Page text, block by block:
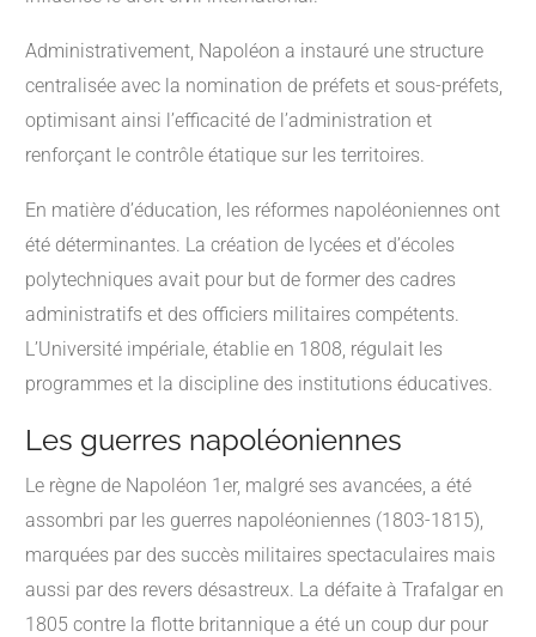
Administrativement, Napoléon a instauré une structure
centralisée avec la nomination de préfets et sous-préfets,
optimisant ainsi l’efficacité de l’administration et
renforçant le contrôle étatique sur les territoires.
En matière d’éducation, les réformes napoléoniennes ont
été déterminantes. La création de lycées et d’écoles
polytechniques avait pour but de former des cadres
administratifs et des officiers militaires compétents.
L’Université impériale, établie en 1808, régulait les
programmes et la discipline des institutions éducatives.
Les guerres napoléoniennes
Le règne de Napoléon 1er, malgré ses avancées, a été
assombri par les guerres napoléoniennes (1803-1815),
marquées par des succès militaires spectaculaires mais
aussi par des revers désastreux. La défaite à Trafalgar en
1805 contre la flotte britannique a été un coup dur pour